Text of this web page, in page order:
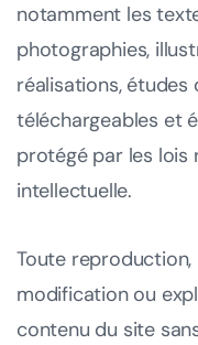
notamment les
photographies,
réalisations, études
téléchargeables et
protégé par les lois
intellectuelle.
Toute
modification ou
contenu du site